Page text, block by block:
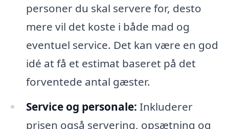
personer du skal servere for, desto
mere vil det koste i både mad og
eventuel service. Det kan være en god
idé at få et estimat baseret på det
forventede antal gæster.
Service og personale: Inkluderer
prisen også servering, opsætning og